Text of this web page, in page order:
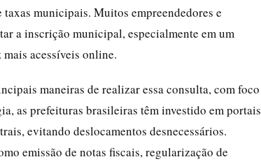
municipais. Muitos empreendedores e
a inscrição municipal, especialmente em um
acessíveis online.
maneiras de realizar essa consulta, com foco
as prefeituras brasileiras têm investido em portais
evitando deslocamentos desnecessários.
emissão de notas fiscais, regularização de